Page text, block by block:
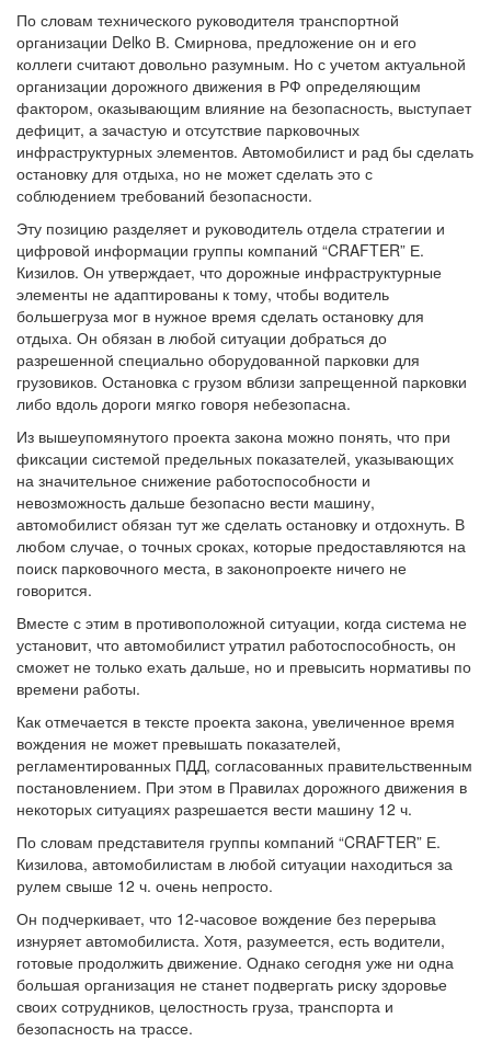
По словам технического руководителя транспортной
организации Delko В. Смирнова, предложение он и его
коллеги считают довольно разумным. Но с учетом актуальной
организации дорожного движения в РФ определяющим
фактором, оказывающим влияние на безопасность, выступает
дефицит, а зачастую и отсутствие парковочных
инфраструктурных элементов. Автомобилист и рад бы сделать
остановку для отдыха, но не может сделать это с
соблюдением требований безопасности.
Эту позицию разделяет и руководитель отдела стратегии и
цифровой информации группы компаний “CRAFTER” Е.
Кизилов. Он утверждает, что дорожные инфраструктурные
элементы не адаптированы к тому, чтобы водитель
большегруза мог в нужное время сделать остановку для
отдыха. Он обязан в любой ситуации добраться до
разрешенной специально оборудованной парковки для
грузовиков. Остановка с грузом вблизи запрещенной парковки
либо вдоль дороги мягко говоря небезопасна.
Из вышеупомянутого проекта закона можно понять, что при
фиксации системой предельных показателей, указывающих
на значительное снижение работоспособности и
невозможность дальше безопасно вести машину,
автомобилист обязан тут же сделать остановку и отдохнуть. В
любом случае, о точных сроках, которые предоставляются на
поиск парковочного места, в законопроекте ничего не
говорится.
Вместе с этим в противоположной ситуации, когда система не
установит, что автомобилист утратил работоспособность, он
сможет не только ехать дальше, но и превысить нормативы по
времени работы.
Как отмечается в тексте проекта закона, увеличенное время
вождения не может превышать показателей,
регламентированных ПДД, согласованных правительственным
постановлением. При этом в Правилах дорожного движения в
некоторых ситуациях разрешается вести машину 12 ч.
По словам представителя группы компаний “CRAFTER” Е.
Кизилова, автомобилистам в любой ситуации находиться за
рулем свыше 12 ч. очень непросто.
Он подчеркивает, что 12-часовое вождение без перерыва
изнуряет автомобилиста. Хотя, разумеется, есть водители,
готовые продолжить движение. Однако сегодня уже ни одна
большая организация не станет подвергать риску здоровье
своих сотрудников, целостность груза, транспорта и
безопасность на трассе.